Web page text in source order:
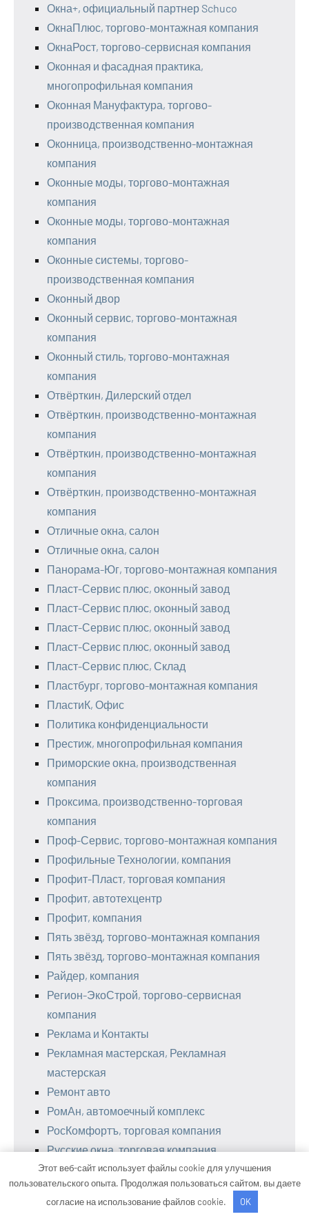
Окна+, официальный партнер Schuco
ОкнаПлюс, торгово-монтажная компания
ОкнаРост, торгово-сервисная компания
Оконная и фасадная практика,
многопрофильная компания
Оконная Мануфактура, торгово-
производственная компания
Оконница, производственно-монтажная
компания
Оконные моды, торгово-монтажная
компания
Оконные моды, торгово-монтажная
компания
Оконные системы, торгово-
производственная компания
Оконный двор
Оконный сервис, торгово-монтажная
компания
Оконный стиль, торгово-монтажная
компания
Отвёрткин, Дилерский отдел
Отвёрткин, производственно-монтажная
компания
Отвёрткин, производственно-монтажная
компания
Отвёрткин, производственно-монтажная
компания
Отличные окна, салон
Отличные окна, салон
Панорама-Юг, торгово-монтажная компания
Пласт-Сервис плюс, оконный завод
Пласт-Сервис плюс, оконный завод
Пласт-Сервис плюс, оконный завод
Пласт-Сервис плюс, оконный завод
Пласт-Сервис плюс, Склад
Пластбург, торгово-монтажная компания
ПластиК, Офис
Политика конфиденциальности
Престиж, многопрофильная компания
Приморские окна, производственная
компания
Проксима, производственно-торговая
компания
Проф-Сервис, торгово-монтажная компания
Профильные Технологии, компания
Профит-Пласт, торговая компания
Профит, автотехцентр
Профит, компания
Пять звёзд, торгово-монтажная компания
Пять звёзд, торгово-монтажная компания
Райдер, компания
Регион-ЭкоСтрой, торгово-сервисная
компания
Реклама и Контакты
Рекламная мастерская, Рекламная
мастерская
Ремонт авто
РомАн, автомоечный комплекс
РосКомфортъ, торговая компания
Русские окна, торговая компания
Русские окна, торговая компания
Салон окон, Салон окон
Самая Лучшая Компания
Этот веб-сайт использует файлы cookie для улучшения
пользовательского опыта. Продолжая пользоваться сайтом, вы даете
согласие на использование файлов cookie.
OK